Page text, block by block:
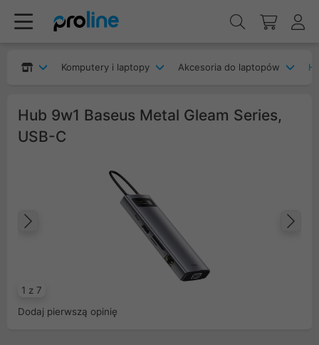
Komputery i laptopy Akcesoria do laptopów
Hub 9w1 Baseus Metal Gleam Series,
USB-C
1 z 7
Dodaj pierwszą opinię